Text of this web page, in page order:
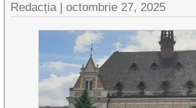
Redacția |octombrie 27, 2025